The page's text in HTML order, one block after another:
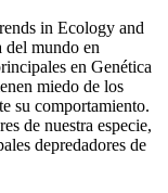
in Ecology and
del mundo en
en Genética
miedo de los
su comportamiento.
de nuestra especie,
depredadores de